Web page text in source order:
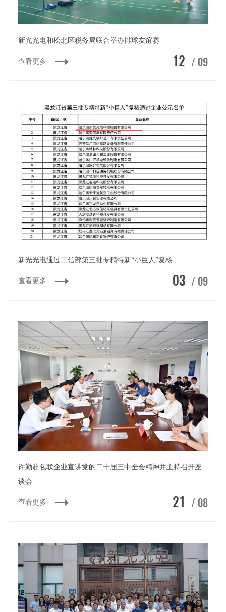
新光光电和松北区税务局联合举办排球友谊赛
查看更多 12 / 09
新光光电通过工信部第三批专精特新“小巨人”复核
查看更多 03 / 09
许勤赴包联企业宣讲党的二十届三中全会精神并主持召开座
谈会
查看更多 21 / 08